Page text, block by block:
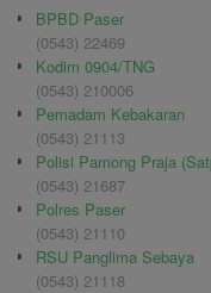
BPBD Paser
(0543) 22469
Kodim 0904/TNG
(0543) 210006
Pemadam Kebakaran
(0543) 21113
Polisi Pamong Praja
(0543) 21687
Polres Paser
(0543) 21110
RSU Panglima Sebaya
(0543) 21118